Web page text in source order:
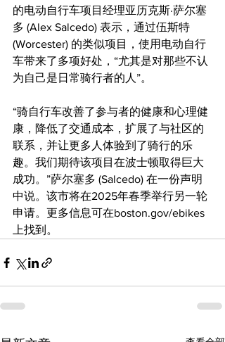
的电动自行车项目经理亚历克斯·萨尔塞
多 (Alex Salcedo) 表示，通过伍斯特
(Worcester) 的类似项目，使用电动自行
车带来了多项好处，“尤其是对那些不认
为自己是日常骑行者的人”。
“骑自行车改善了参与者的健康和心理健
康，降低了交通成本，扩展了与社区的
联系，并让更多人体验到了骑行的乐
趣。我们期待该项目在波士顿取得巨大
成功。”萨尔塞多 (Salcedo) 在一份声明
中说。该市将在2025年春季举行另一轮
申请。更多信息可在boston.gov/ebikes
上找到。